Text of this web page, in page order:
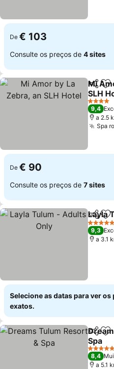
De € 103
Consulte os preços de 4 sites
Mi
SLH
4 Estrelas
9,4
a 2.5
Spa
De € 90
Consulte os preços de 7 sites
Layla
5 Estrelas
9,3
a 3.1
Selecione as datas para ver os
exatos.
Spa
5 Estrelas
8,4
a 5.1